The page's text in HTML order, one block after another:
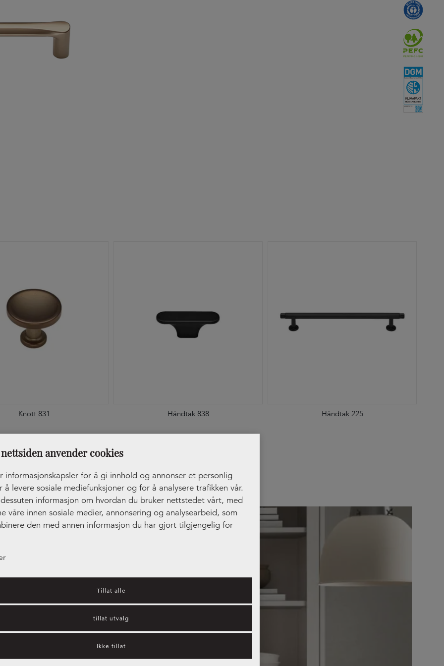
anvender cookies
informasjonskapsler for å gi innhold og annonser et personlig
å levere sosiale mediefunksjoner og for å analysere trafikken vår.
informasjon om hvordan du bruker nettstedet vårt, med
våre innen sosiale medier, annonsering og analysearbeid, som
den med annen informasjon du har gjort tilgjengelig for
Tillat alle
tillat utvalg
Ikke tillat
Knott 831 Håndtak 838 Håndtak 225
Kjøkkeninspirasjon – hvilket
kjøkken passer best for deg?